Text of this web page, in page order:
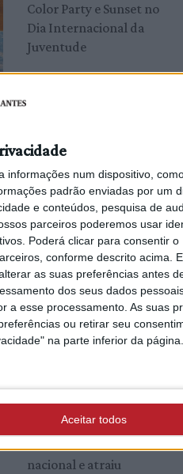
informações num dispositivo,
padrão enviadas por um
e conteúdos, pesquisa de
parceiros poderemos usar
Poderá clicar para consentir o
conforme descrito acima.
as suas preferências antes
dos seus dados
a esse processamento. As suas
ou retirar seu
na parte inferior da página.
Aceitar todos
Color Party e Sunset no
Dia Internacional da
Juventude
Dia Internacional da
Juventude celebrado
com diversas atividades
SOCIEDADE
7/08/2026 às 10:21
#Maquiagem vencida
pode prejudicar a saúde
dos olhos?
9/08/2026 às 09:55
Último eclipse solar total
em Portugal, em 1912,
animou sociedade
nacional e atraiu